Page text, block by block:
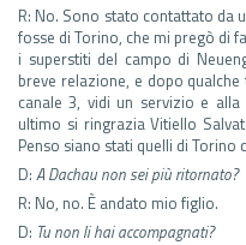
R: No. Sono stato contattato da
fosse di Torino, che mi pregò di
i superstiti del campo di
breve relazione, e dopo
canale 3, vidi un servizio e
ultimo si ringrazia Vitiello
Penso siano stati quelli di
D: A Dachau non sei più ritornato?
R: No, no. È andato mio figlio.
D: Tu non li hai accompagnati?